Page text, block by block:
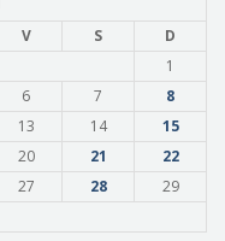
V S
D
1
6 7
8
13 14
15
20 21
22
27 28
29